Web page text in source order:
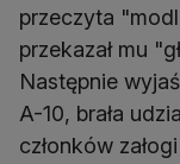
przeczyta
przekazał mu
Następnie
A-10, brała
członków